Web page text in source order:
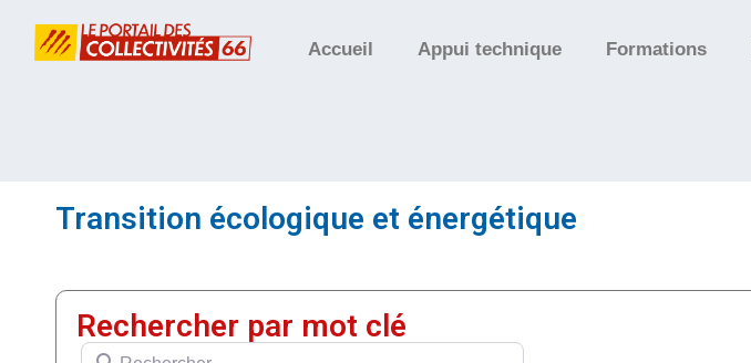
Accueil Appui technique Formations
Transition écologique et énergétique
Rechercher par mot clé
Rechercher